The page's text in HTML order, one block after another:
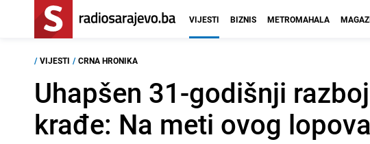
VIJESTI BIZNIS METROMAHALA
/ VIJESTI / CRNA HRONIKA
Uhapšen 31-godišnji
krađe: Na meti ovog